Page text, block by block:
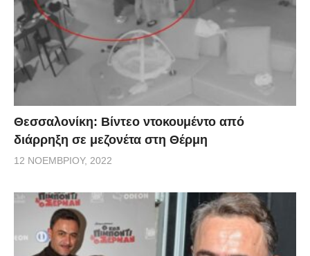
Θεσσαλονίκη: Βίντεο ντοκουμέντο από
διάρρηξη σε μεζονέτα στη Θέρμη
12 ΝΟΕΜΒΡΊΟΥ, 2022